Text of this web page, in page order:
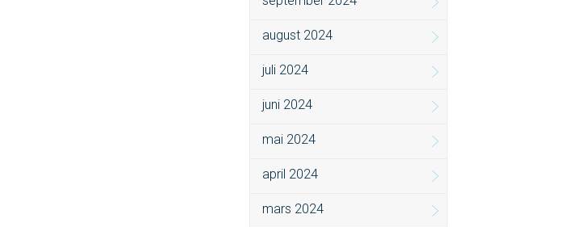
august 2024
juli 2024
juni 2024
mai 2024
april 2024
mars 2024